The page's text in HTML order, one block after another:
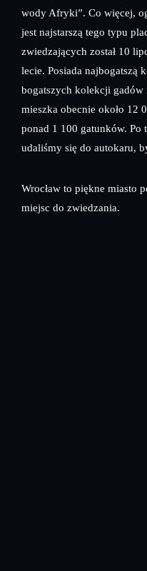
wody Afryki”. Co więcej,
jest najstarszą tego typu
zwiedzających został 10
lecie. Posiada najbogatszą
bogatszych kolekcji gadów
mieszka obecnie około 12
ponad 1 100 gatunków.
udaliśmy się do autokaru,
Wrocław to piękne miasto
miejsc do zwiedzania.